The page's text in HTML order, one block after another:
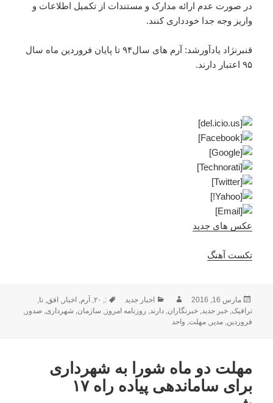
در صورت عدم ارائه مدارک و مستندات از تکمیل اطلاعات و
واریز وجه جدا خودداری کنند.
قنبرنژاد یادآورشد: آرم های سال۹۴ تا پایان فروردین ماه سال
۹۵ اعتبار دارند.
عکس های جدید
تکست آهنگ
ارسال
شده
در
مارس 16, 2016 نویسندهدسته‌ها
اخبار جدید برچسب‌ها:
, ۲۰, آرم, اخبار, افق,تا,
ترافیک,خبر جدید,خبرنگاران,دارند, روزنامه امروز, سازمان, شهرداری,صدور,
فروردین,مدیر,مهلت, واحد
مهلت دو ماه شورا به شهرداری
برای ساماندهی پیاده راه ۱۷